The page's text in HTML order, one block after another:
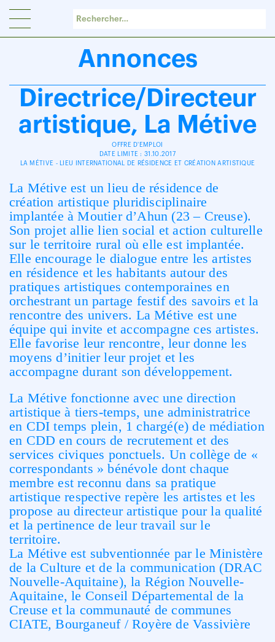
Annonces
Directrice/Directeur
artistique, La Métive
OFFRE D'EMPLOI
DATE LIMITE : 31.10.2017
LA MÉTIVE - LIEU INTERNATIONAL DE RÉSIDENCE ET CRÉATION ARTISTIQUE
La Métive est un lieu de résidence de
création artistique pluridisciplinaire
implantée à Moutier d’Ahun (23 – Creuse).
Son projet allie lien social et action culturelle
sur le territoire rural où elle est implantée.
Elle encourage le dialogue entre les artistes
en résidence et les habitants autour des
pratiques artistiques contemporaines en
orchestrant un partage festif des savoirs et la
rencontre des univers. La Métive est une
équipe qui invite et accompagne ces artistes.
Elle favorise leur rencontre, leur donne les
moyens d’initier leur projet et les
accompagne durant son développement.
La Métive fonctionne avec une direction
artistique à tiers-temps, une administratrice
en CDI temps plein, 1 chargé(e) de médiation
en CDD en cours de recrutement et des
services civiques ponctuels. Un collège de «
correspondants » bénévole dont chaque
membre est reconnu dans sa pratique
artistique respective repère les artistes et les
propose au directeur artistique pour la qualité
et la pertinence de leur travail sur le
territoire.
La Métive est subventionnée par le Ministère
de la Culture et de la communication (DRAC
Nouvelle-Aquitaine), la Région Nouvelle-
Aquitaine, le Conseil Départemental de la
Creuse et la communauté de communes
CIATE, Bourganeuf / Royère de Vassivière